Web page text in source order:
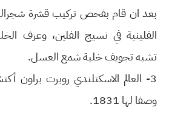
بعد ان قام بفحص تركيب قشرة
الفلينية في نسيج الفلين، وعرف
تشبهتجويف خلية شمع العسل.
3- العالم الاسكتلندي روبرت براون
وصفا لها 1831.